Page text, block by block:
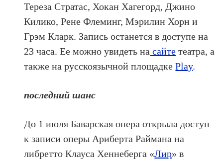
Тереза Стратас, Хокан Хагегорд, Джино
Килико, Рене Флеминг, Мэрилин Хорн и
Грэм Кларк. Запись останется в доступе на
23 часа. Ее можно увидеть на сайте театра, а
также на русскоязычной площадкеPlay.
последний шанс
До 1 июля Баварская опера открыла доступ
к записи оперы Ариберта Раймана на
либретто Клауса Хеннеберга «Лир» в